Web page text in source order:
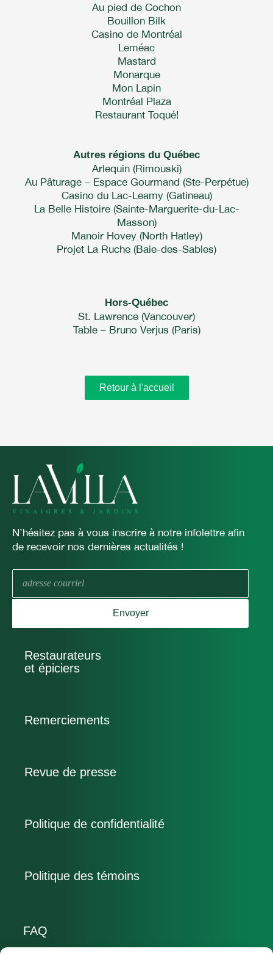
Au pied de Cochon
Bouillon Bilk
Casino de Montréal
Leméac
Mastard
Monarque
Mon Lapin
Montréal Plaza
Restaurant Toqué!
Autres régions du Québec
Arlequin (Rimouski)
Au Pâturage – Espace Gourmand (Ste-Perpétue)
Casino du Lac-Leamy (Gatineau)
La Belle Histoire (Sainte-Marguerite-du-Lac-
Masson)
Manoir Hovey (North Hatley)
Projet La Ruche (Baie-des-Sables)
Hors-Québec
St. Lawrence (Vancouver)
Table – Bruno Verjus (Paris)
Retour à l'accueil
N’hésitez pas à vous inscrire à notre infolettre afin
de recevoir nos dernières actualités !
mail
Envoyer
Restaurateurs
et épiciers
Remerciements
Revue de presse
Politique de confidentialité
Politique des témoins
FAQ